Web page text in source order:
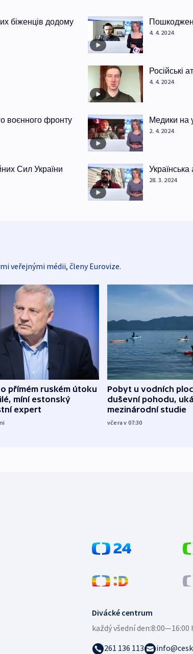
біженців додому
воєнного фронту
Сил України
4. 4. 2024
Російські
4. 4. 2024
Медики на
2. 4. 2024
28. 3. 2024
veřejnými médii, členy Eurovize.
přímém ruském útoku
míní estonský
expert
Pobyt u vodních
duševní pohodu,
mezinárodní studie
včera v 07:30
Divácké centrum
každý všední den:8:00—16:00
261 136 113